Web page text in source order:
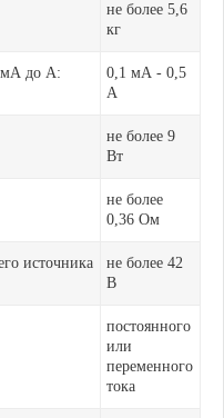
не более 5,6
кг
мА до А:
0,1 мА - 0,5
А
не более 9
Вт
не более
0,36 Ом
источника
не более 42
В
постоянного
или
переменного
тока